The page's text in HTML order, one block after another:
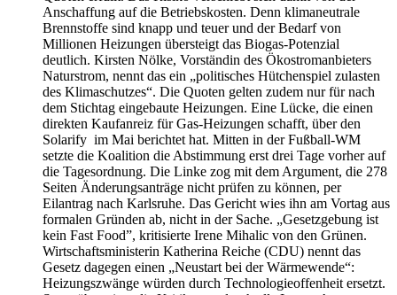
Anschaffung auf die Betriebskosten. Denn klimaneutrale
Brennstoffe sind knapp und teuer und der Bedarf von
Millionen Heizungen übersteigt das Biogas-Potenzial
deutlich. Kirsten Nölke, Vorständin des Ökostromanbieters
Naturstrom, nennt das ein „politisches Hütchenspiel zulasten
des Klimaschutzes“. Die Quoten gelten zudem nur für nach
dem Stichtag eingebaute Heizungen. Eine Lücke, die einen
direkten Kaufanreiz für Gas-Heizungen schafft, über den
Solarify im Mai berichtet hat. Mitten in der Fußball-WM
setzte die Koalition die Abstimmung erst drei Tage vorher auf
die Tagesordnung. Die Linke zog mit dem Argument, die 278
Seiten Änderungsanträge nicht prüfen zu können, per
Eilantrag nach Karlsruhe. Das Gericht wies ihn am Vortag aus
formalen Gründen ab, nicht in der Sache. „Gesetzgebung ist
kein Fast Food”, kritisierte Irene Mihalic von den Grünen.
Wirtschaftsministerin Katherina Reiche (CDU) nennt das
Gesetz dagegen einen „Neustart bei der Wärmewende“:
Heizungszwänge würden durch Technologieoffenheit ersetzt.